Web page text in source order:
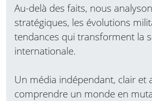
Au-delà des faits, nous
stratégiques, les évolutions
tendances qui transforment la
internationale.
Un média indépendant, clair et
comprendre un monde en